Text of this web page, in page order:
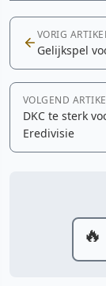
VORIG
Gelijkspel
VOLGEND
DKC te sterk
Eredivisie
🔥